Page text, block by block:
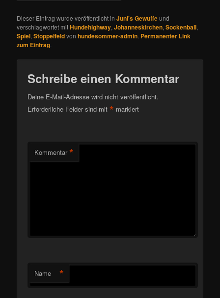
Dieser Eintrag wurde veröffentlicht inJuni's Gewuffeund
verschlagwortet mitHundehighway,Johanneskirchen,Sockenball,
Spiel,Stoppelfeldvonhundesommer-admin. Permanenter Link
zum Eintrag.
Schreibe einen Kommentar
Deine E-Mail-Adresse wird nicht veröffentlicht.
Erforderliche Felder sind mit* markiert
Kommentar *
Name *